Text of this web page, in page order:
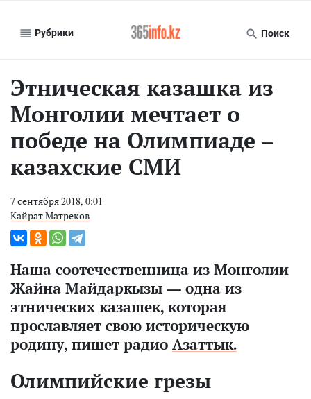
Рубрики Поиск
Этническая казашка из
Монголии мечтает о
победе на Олимпиаде –
казахские СМИ
7 сентября 2018, 0:01
Кайрат Матреков
Наша соотечественница из Монголии
Жайна Майдаркызы — одна из
этнических казашек, которая
прославляет свою историческую
родину, пишет радио Азаттык.
Олимпийские грезы